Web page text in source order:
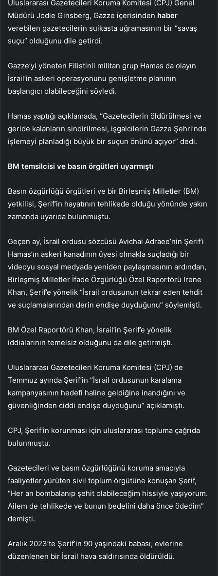
Uluslararası Gazetecileri Koruma Komitesi (CPJ) Genel
Müdürü Jodie Ginsberg, Gazze içerisinden haber
verebilen gazetecilerin suikasta uğramasının bir “savaş
suçu” olduğunu dile getirdi.
Gazze’yi yöneten Filistinli militan grup Hamas da olayın
İsrail’in askeri operasyonunu genişletme planının
başlangıcı olabileceğini söyledi.
Hamas yaptığı açıklamada, “Gazetecilerin öldürülmesi ve
geride kalanların sindirilmesi, işgalcilerin Gazze Şehri’nde
işlemeyi planladığı büyük bir suçun önünü açıyor” dedi.
BM temsilcisi ve basın örgütleri uyarmıştı
Basın özgürlüğü örgütleri ve bir Birleşmiş Milletler (BM)
yetkilisi, Şerif’in hayatının tehlikede olduğu yönünde yakın
zamanda uyarıda bulunmuştu.
Geçen ay, İsrail ordusu sözcüsü Avichai Adraee’nin Şerif’i
Hamas’ın askeri kanadının üyesi olmakla suçladığı bir
videoyu sosyal medyada yeniden paylaşmasının ardından,
Birleşmiş Milletler İfade Özgürlüğü Özel Raportörü Irene
Khan, Şerif’e yönelik “İsrail ordusunun tekrar eden tehdit
ve suçlamalarından derin endişe duyduğunu” söylemişti.
BM Özel Raportörü Khan, İsrail’in Şerif’e yönelik
iddialarının temelsiz olduğunu da dile getirmişti.
Uluslararası Gazetecileri Koruma Komitesi (CPJ) de
Temmuz ayında Şerif’in “İsrail ordusunun karalama
kampanyasının hedefi haline geldiğine inandığını ve
güvenliğinden ciddi endişe duyduğunu” açıklamıştı.
CPJ, Şerif’in korunması için uluslararası topluma çağrıda
bulunmuştu.
Gazetecileri ve basın özgürlüğünü koruma amacıyla
faaliyetler yürüten sivil toplum örgütüne konuşan Şerif,
“Her an bombalanıp şehit olabileceğim hissiyle yaşıyorum.
Ailem de tehlikede ve bunun bedelini daha önce ödedim”
demişti.
Aralık 2023’te Şerif’in 90 yaşındaki babası, evlerine
düzenlenen bir İsrail hava saldırısında öldürüldü.